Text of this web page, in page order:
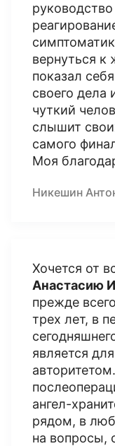
вернуться к
показал
своего дела
чуткий
слышит
самого
Моя
Никешин
Хочется от
Анастасию
прежде
трех лет, в
является
ангел-
рядом, в
на вопросы,